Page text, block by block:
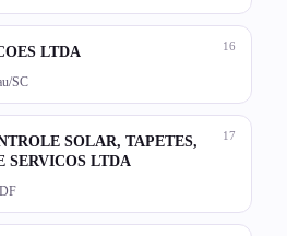
16
LTDA
SC
17
SOLAR, TAPETES,
SERVICOS LTDA